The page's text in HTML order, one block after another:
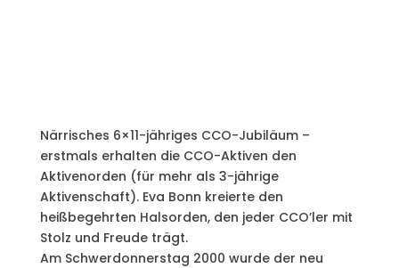
Närrisches 6×11-jähriges CCO-Jubiläum –
erstmals erhalten die CCO-Aktiven den
Aktivenorden (für mehr als 3-jährige
Aktivenschaft). Eva Bonn kreierte den
heißbegehrten Halsorden, den jeder CCO’ler mit
Stolz und Freude trägt.
Am Schwerdonnerstag 2000 wurde der neu